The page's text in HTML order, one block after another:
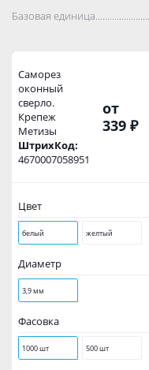
Базовая
Саморез
оконный
сверло.
Крепеж
Метизы
ШтрихКод:
4670007058951
от
339 ₽
Цвет
белый желтый
Диаметр
3,9 мм
Фасовка
1000 шт 500 шт